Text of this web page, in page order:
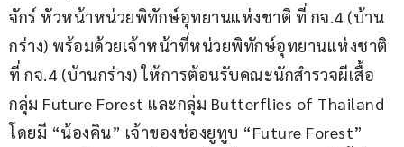
จักร์ หัวหน้าหน่วยพิทักษ์อุทยานแห่งชาติ ที่ กจ.4 (บ้าน
กร่าง) พร้อมด้วยเจ้าหน้าที่หน่วยพิทักษ์อุทยานแห่งชาติ
ที่ กจ.4 (บ้านกร่าง) ให้การต้อนรับคณะนักสำรวจผีเสื้อ
กลุ่ม Future Forest และกลุ่ม Butterflies of Thailand
โดยมี “น้องคิน” เจ้าของช่องยูทูบ “Future Forest”